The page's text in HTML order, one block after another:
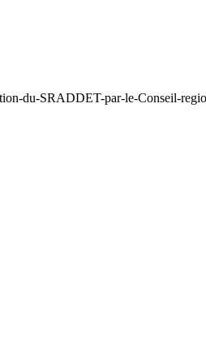
du-SRADDET-par-le-Conseil-